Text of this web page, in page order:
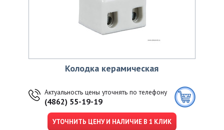
Колодка керамическая
Актуальность цены уточнять по телефону
(4862) 55-19-19
УТОЧНИТЬ ЦЕНУ И НАЛИЧИЕ В 1 КЛИК